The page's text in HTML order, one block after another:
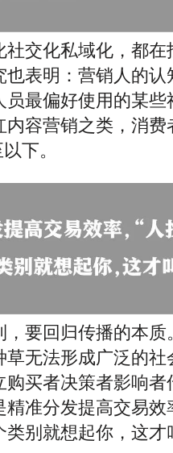
交化私域化，都在
表明：营销人的
最偏好使用的某
内容营销之类，消
下。
，要回归传播的本
草无法形成广泛的
买者决策者影响
精准分发提高交易效
别就想起你，这才